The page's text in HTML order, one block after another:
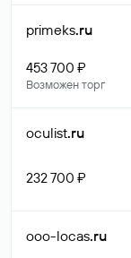
primeks.ru
453 700 ₽
Возможен торг
oculist.ru
232 700 ₽
ooo-locas.ru